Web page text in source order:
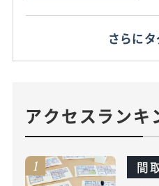
さらに
アクセスランキ
間